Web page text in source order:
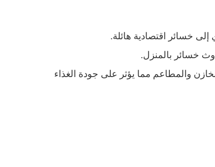
خسائر اقتصادية هائلة.
خسائر بالمنزل.
والمطاعم مما يؤثر على جودة الغذاء